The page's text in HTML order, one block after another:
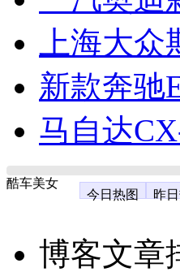
上海大
新款奔驰
马自达
酷车美女
今日热图
昨
博客文章